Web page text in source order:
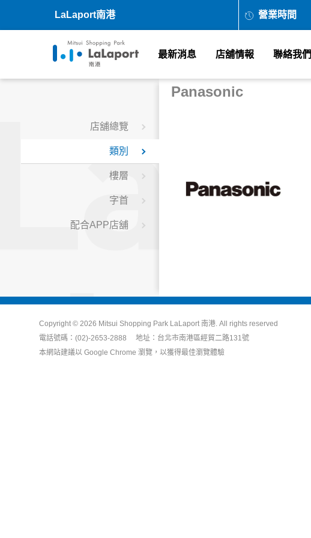
LaLaport南港 營業時間
最新消息 店舖情報 聯絡我們
店舖總覽
類別
樓層
字首
配合APP店舖
Panasonic
Copyright © 2026 Mitsui Shopping Park LaLaport 南港. All rights reserved
電話號碼：(02)-2653-2888 地址：台北市南港區經貿二路131號
本網站建議以 Google Chrome 瀏覽，以獲得最佳瀏覽體驗